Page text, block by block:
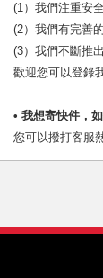
(1）我們注重安
(2）我們有完善
(3）我們不斷推
歡迎您可以登錄
• 我想寄快件，
您可以撥打客服